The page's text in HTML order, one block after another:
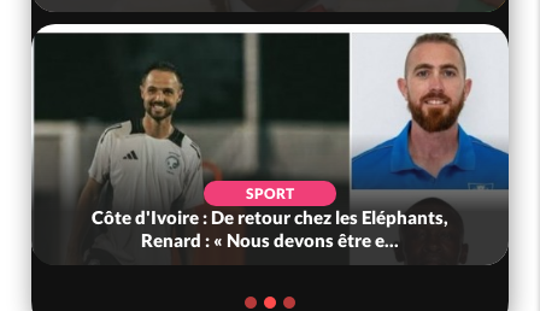
SPORT
Côte d'Ivoire : De retour chez les Eléphants,
Renard : « Nous devons être e...